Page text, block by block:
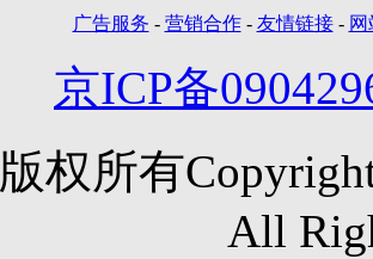
广告服务 - 营销合作- 友情链接-
京ICP备
权所有
All